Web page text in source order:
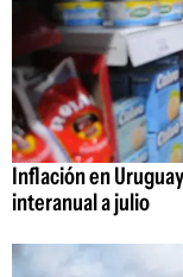
Inflación en
interanual a julio